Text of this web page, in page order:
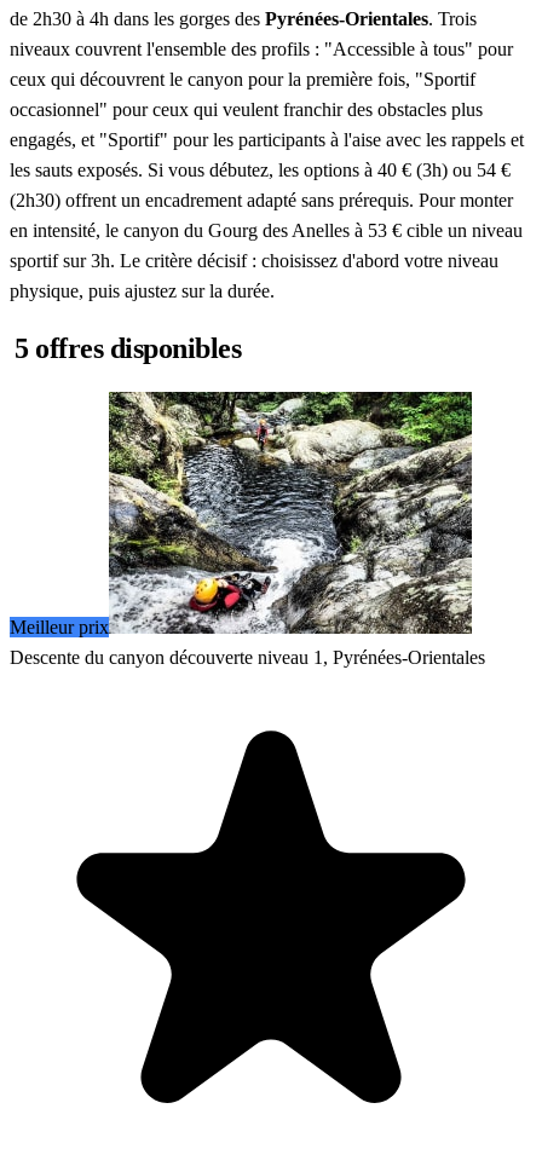
de 2h30 à 4h dans les gorges des Pyrénées-Orientales. Trois
niveaux couvrent l'ensemble des profils : "Accessible à tous" pour
ceux qui découvrent le canyon pour la première fois, "Sportif
occasionnel" pour ceux qui veulent franchir des obstacles plus
engagés, et "Sportif" pour les participants à l'aise avec les rappels et
les sauts exposés. Si vous débutez, les options à 40 € (3h) ou 54 €
(2h30) offrent un encadrement adapté sans prérequis. Pour monter
en intensité, le canyon du Gourg des Anelles à 53 € cible un niveau
sportif sur 3h. Le critère décisif : choisissez d'abord votre niveau
physique, puis ajustez sur la durée.
5 offres disponibles
Meilleur prix
Descente du canyon découverte niveau 1, Pyrénées-Orientales